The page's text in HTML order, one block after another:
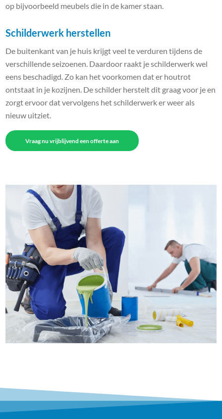
op bijvoorbeeld meubels die in de kamer staan.
Schilderwerk herstellen
De buitenkant van je huis krijgt veel te verduren tijdens de
verschillende seizoenen. Daardoor raakt je schilderwerk wel
eens beschadigd. Zo kan het voorkomen dat er houtrot
ontstaat in je kozijnen. De schilder herstelt dit graag voor je en
zorgt ervoor dat vervolgens het schilderwerk er weer als
nieuw uitziet.
Vraag nu vrijblijvend een offerte aan